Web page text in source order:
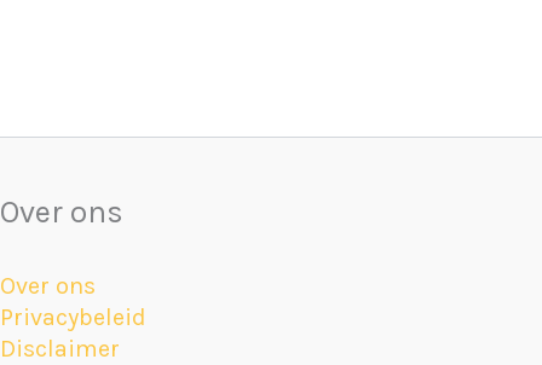
Over ons
Over ons
Privacybeleid
Disclaimer